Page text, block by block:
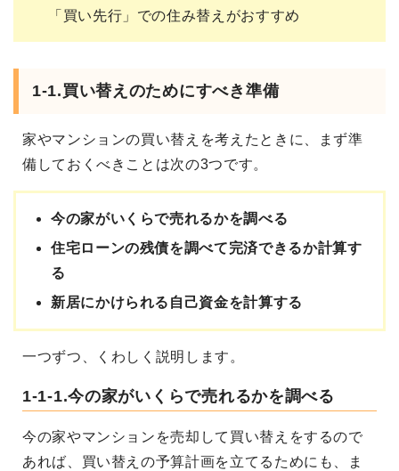
「買い先行」での住み替えがおすすめ
1-1.買い替えのためにすべき準備
家やマンションの買い替えを考えたときに、まず準
備しておくべきことは次の3つです。
今の家がいくらで売れるかを調べる
住宅ローンの残債を調べて完済できるか計算す
る
新居にかけられる自己資金を計算する
一つずつ、くわしく説明します。
1-1-1.今の家がいくらで売れるかを調べる
今の家やマンションを売却して買い替えをするので
あれば、買い替えの予算計画を立てるためにも、ま